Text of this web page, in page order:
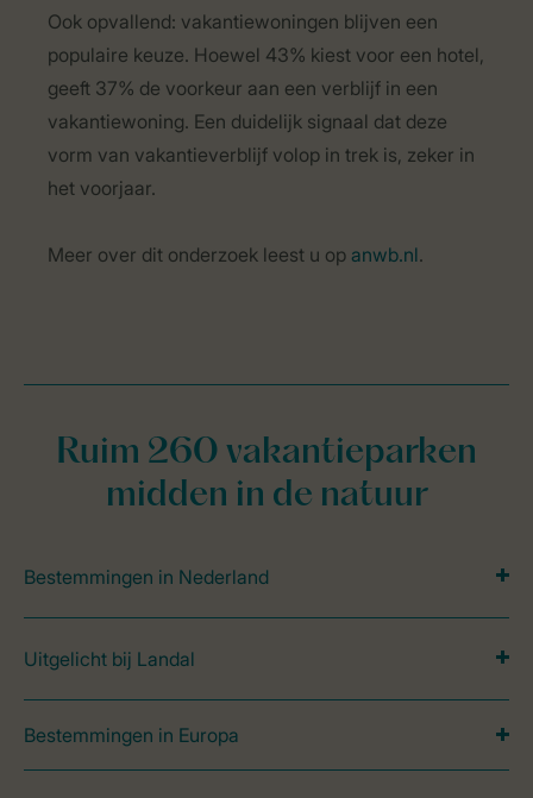
Ook opvallend: vakantiewoningen blijven een
populaire keuze. Hoewel 43% kiest voor een hotel,
geeft 37% de voorkeur aan een verblijf in een
vakantiewoning. Een duidelijk signaal dat deze
vorm van vakantieverblijf volop in trek is, zeker in
het voorjaar.
Meer over dit onderzoek leest u op anwb.nl.
Ruim 260 vakantieparken
midden in de natuur
Bestemmingen in Nederland
Uitgelicht bij Landal
Bestemmingen in Europa